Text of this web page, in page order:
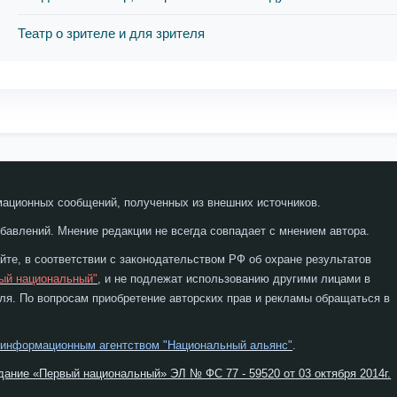
Театр о зрителе и для зрителя
сообщений, полученных из внешних источников.
Мнение редакции не всегда совпадает с мнением автора.
в соответствии с законодательством РФ об охране результатов
национальный" , и не подлежат использованию другими лицами в
По вопросам приобретение авторских прав и рекламы обращаться в
агентством "Национальный альянс".
«Первый национальный» ЭЛ № ФС 77 - 59520 от 03 октября 2014г.